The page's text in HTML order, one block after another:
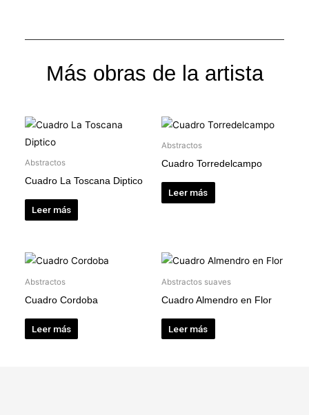
Más obras de la artista
Abstractos
Cuadro La Toscana Diptico
Leer más
Abstractos
Cuadro Torredelcampo
Leer más
Abstractos
Cuadro Cordoba
Leer más
Abstractos suaves
Cuadro Almendro en Flor
Leer más